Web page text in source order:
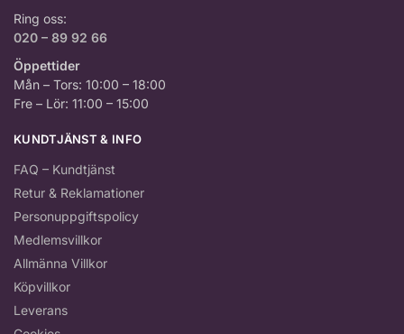
Ring oss:
020 – 89 92 66
Öppettider
Mån – Tors: 10:00 – 18:00
Fre – Lör: 11:00 – 15:00
KUNDTJÄNST & INFO
FAQ – Kundtjänst
Retur & Reklamationer
Personuppgiftspolicy
Medlemsvillkor
Allmänna Villkor
Köpvillkor
Leverans